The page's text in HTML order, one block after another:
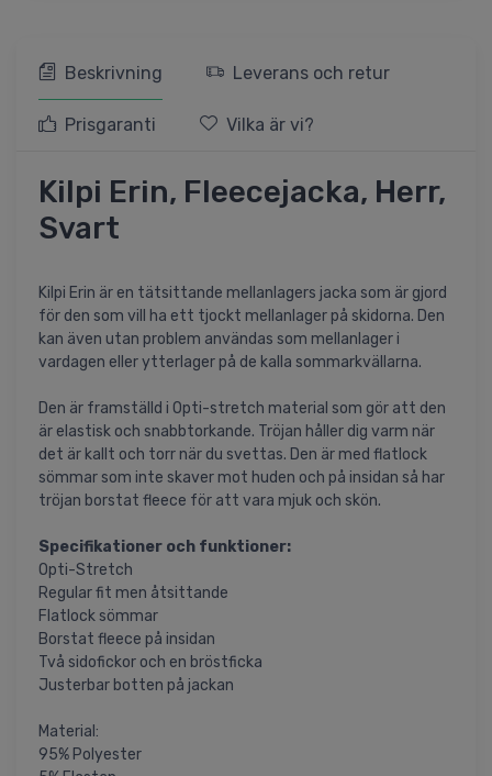
Beskrivning Leverans och retur
Prisgaranti Vilka är vi?
Kilpi Erin, Fleecejacka, Herr,
Svart
Kilpi Erin är en tätsittande mellanlagers jacka som är gjord
för den som vill ha ett tjockt mellanlager på skidorna. Den
kan även utan problem användas som mellanlager i
vardagen eller ytterlager på de kalla sommarkvällarna.
Den är framställd i Opti-stretch material som gör att den
är elastisk och snabbtorkande. Tröjan håller dig varm när
det är kallt och torr när du svettas. Den är med flatlock
sömmar som inte skaver mot huden och på insidan så har
tröjan borstat fleece för att vara mjuk och skön.
Specifikationer och funktioner:
Opti-Stretch
Regular fit men åtsittande
Flatlock sömmar
Borstat fleece på insidan
Två sidofickor och en bröstficka
Justerbar botten på jackan
Material:
95% Polyester